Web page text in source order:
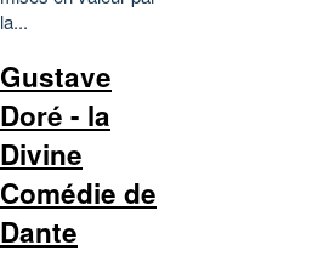
la...
Gustave
Doré - la
Divine
Comédie de
Dante